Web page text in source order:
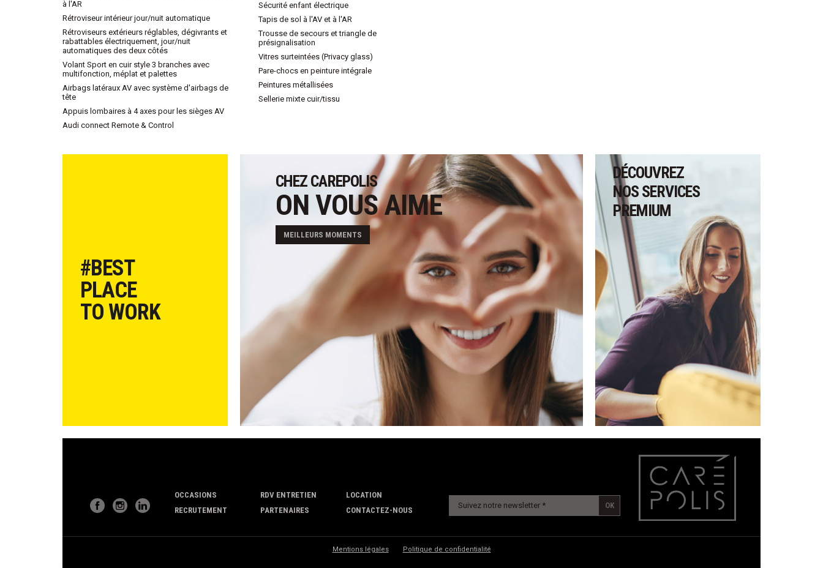
à l'AR
Rétroviseur intérieur jour/nuit automatique
Rétroviseurs extérieurs réglables, dégivrants et
rabattables électriquement, jour/nuit
automatiques des deux côtés
Volant Sport en cuir style 3 branches avec
multifonction, méplat et palettes
Airbags latéraux AV avec système d'airbags de
tête
Appuis lombaires à 4 axes pour les sièges AV
Audi connect Remote & Control
Sécurité enfant électrique
Tapis de sol à l'AV et à l'AR
Trousse de secours et triangle de
présignalisation
Vitres surteintées (Privacy glass)
Pare-chocs en peinture intégrale
Peintures métallisées
Sellerie mixte cuir/tissu
#BEST
PLACE
TO WORK
CHEZ CAREPOLIS
ON VOUS AIME
MEILLEURS MOMENTS
DÉCOUVREZ
NOS SERVICES
PREMIUM
OCCASIONS RDV ENTRETIEN
LOCATION
RECRUTEMENT
PARTENAIRES CONTACTEZ-NOUS
Mentions légales Politique de confidentialité